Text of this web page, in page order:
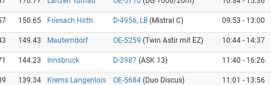
150.65 Friesach Hirth D-4956, LB (Mistral C) 09:53 - 13:00
149.43 Mauterndorf OE-5259 (Twin Astir mit EZ) 10:44 - 14:37
144.23 Innsbruck D-3987 (ASK 13) 11:40 - 16:26
139.34 Krems Langenlois OE-5684 (Duo Discus) 11:01 - 13:56